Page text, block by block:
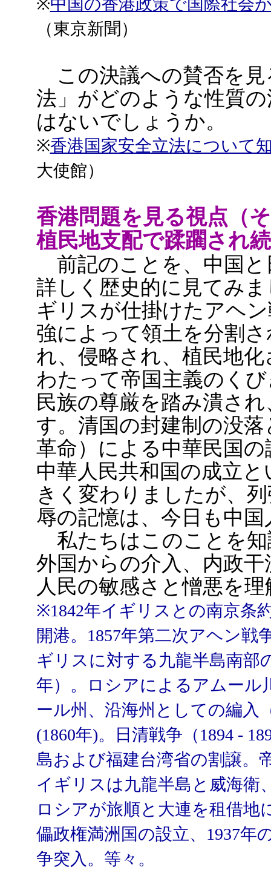
※中国の香港政策で国際社会
（東京新聞）
この決議への賛否を見
法」がどのような性質
はないでしょうか。
※香港国家安全立法について
大使館）
香港問題を見る視点（
植民地支配で蹂躙され
前記のことを、中国と
詳しく歴史的に見てみ
ギリスが仕掛けたアヘ
強によって領土を分割
れ、侵略され、植民地
わたって帝国主義のく
民族の尊厳を踏み潰さ
す。清国の封建制の没
革命）による中華民国
中華人民共和国の成立
きく変わりましたが、
辱の記憶は、今日も中
私たちはこのことを
外国からの介入、内政
人民の敏感さと憎悪を
※1842年イギリスとの南京条
開港。1857年第二次アヘン戦
ギリスに対する九龍半島南部
年）。ロシアによるアムール
ール州、沿海州としての編
(1860年)。日清戦争（1894 -
島および福建台湾省の割譲
イギリスは九龍半島と威海衛
ロシアが旅順と大連を租借地
儡政権満洲国の設立、1937年
争突入。等々。